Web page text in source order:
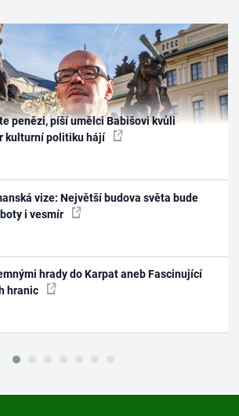
penězi, píší umělci Babišovi kvůli
kulturní politiku hájí
vize: Největší budova světa bude
i vesmír
hrady do Karpat aneb Fascinující
hranic